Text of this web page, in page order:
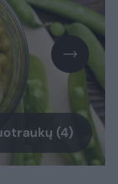
(4)